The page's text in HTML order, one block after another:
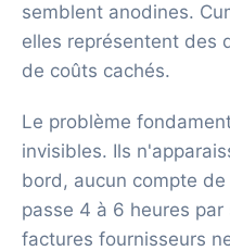
semblent anodines.
elles représentent des
de coûts cachés.
Le problème
invisibles. Ils
bord, aucun compte
passe 4 à 6 heures
factures fournisseurs